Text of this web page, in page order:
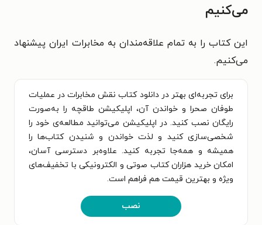
می‌کنیم
این کتاب را به تمام علاقه‌مندان به مخابرات ایران پیشنهاد
می‌کنیم.
برای تجربه‌ای بهتر در دانلود کتاب نقش مخابرات در عملیات
طوفان صحرا و خواندن آن، اپلیکیشن طاقچه را به‌صورت
رایگان نصب کنید. در اپلیکیشن می‌توانید مطالعه‌ی خود را
شخصی‌سازی کنید و لذت خواندن و شنیدن کتاب‌ها را
همیشه و همه‌جا تجربه کنید. علاوه‌بر دسترسی آسان،
امکان خرید هزاران کتاب صوتی و الکترونیکی با تخفیف‌های
ویژه و بهترین قیمت هم فراهم است.
نصب